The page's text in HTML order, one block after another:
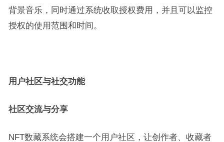
背景音乐，同时通过系统收取授权费用，并且可以监控
授权的使用范围和时间。
用户社区与社交功能
社区交流与分享
NFT数藏系统会搭建一个用户社区，让创作者、收藏者